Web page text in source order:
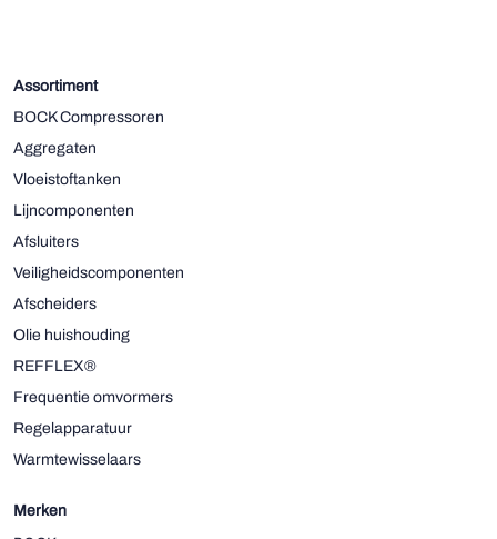
Assortiment
BOCK Compressoren
Aggregaten
Vloeistoftanken
Lijncomponenten
Afsluiters
Veiligheidscomponenten
Afscheiders
Olie huishouding
REFFLEX®
Frequentie omvormers
Regelapparatuur
Warmtewisselaars
Merken